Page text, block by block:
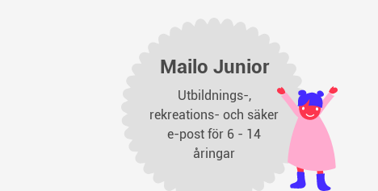
Mailo Junior
Utbildnings-,
rekreations- och säker
e-post för 6 - 14
åringar